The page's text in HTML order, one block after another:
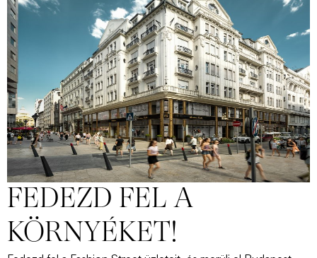
FEDEZD FEL A
KÖRNYÉKET!